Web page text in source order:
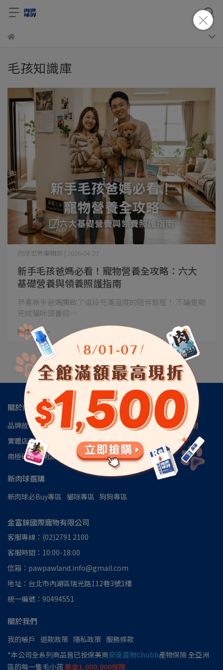
毛孩知識庫
新手毛孩爸媽必看！寵物營養全攻略：六大
基礎營養與領養照護指南
肉球世界編輯部 | 2026-04-27
恭喜新手爸媽開啟了這段充滿溫度的陪伴旅程！ 不論是剛
完成貓咪領養迎⋯
閱讀更多 ->
關於肉球
品牌故事 肉球會員專區 肉球世界官方LINE 肉球世界訂閱制
實體店面 安心檢驗報告 認識磷蝦油
南極磷蝦油朔源│南極洲48區 見證推薦
新肉球選購
新肉球必Buy專區 貓咪專區 狗狗專區
金富錸國際寵物有限公司
客服專線：(02)2791 2100
客服時間：10:00-18:00
信箱：pawpawland.info@gmail.com
地址：台北市內湖區瑞光路112巷3號1樓
統一編號：90494551
關於我們
我的帳戶 退款政策 隱私政策 服務條款
*本公司全系列商品皆已投保美商安達產物Chubb產物保險 全亞洲
區的每一隻毛小孩美金1,000,000保障